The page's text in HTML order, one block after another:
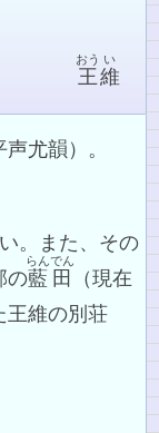
王
おう
維
い
尤韻）。
。また、その
の藍田
らんでん
（現在
王維の別荘